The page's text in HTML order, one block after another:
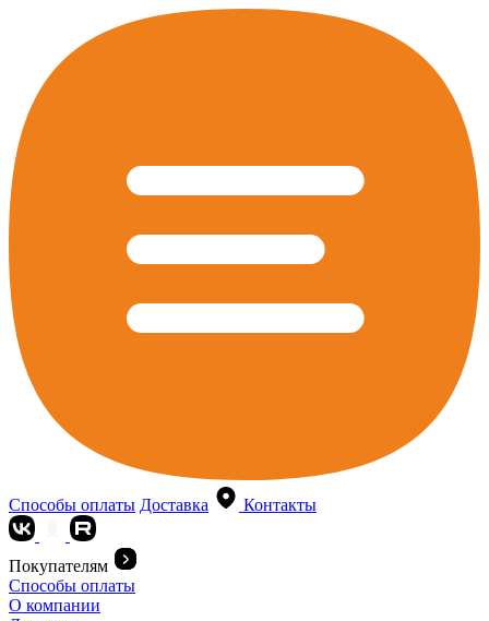
Способы оплаты Доставка Контакты
Покупателям
Способы оплаты
О компании